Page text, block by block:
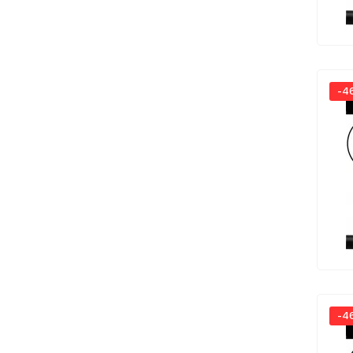
-
-